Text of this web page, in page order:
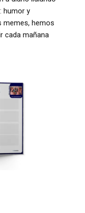
humor y
memes, hemos
cada mañana